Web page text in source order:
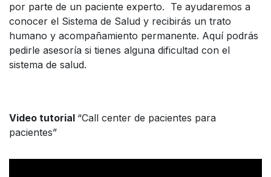
por parte de un paciente experto. Te ayudaremos a
conocer el Sistema de Salud y recibirás un trato
humano y acompañamiento permanente. Aquí podrás
pedirle asesoría si tienes alguna dificultad con el
sistema de salud.
Video tutorial “Call center de pacientes para
pacientes”